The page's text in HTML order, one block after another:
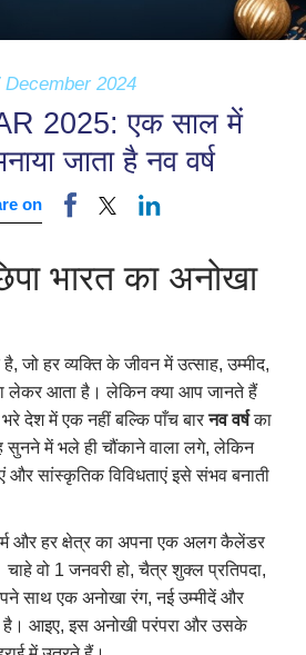
December 2024
2025: एक साल में
जाता है नव वर्ष
on
भारत का अनोखा
है,जो हर व्यक्ति के जीवन में उत्साह,उम्मीद,
लेकर आता है। लेकिन क्या आप जानते हैं
देश में एक नहीं बल्कि पाँच बारनव वर्षका
सुनने में भले ही चौंकाने वाला लगे,लेकिन
और सांस्कृतिक विविधताएं इसे संभव बनाती
और हर क्षेत्र का अपना एक अलग कैलेंडर
वो 1 जनवरी हो,चैत्र शुक्ल प्रतिपदा,
साथ एक अनोखा रंग,नई उम्मीदें और
है। आइए,इस अनोखी परंपरा और उसके